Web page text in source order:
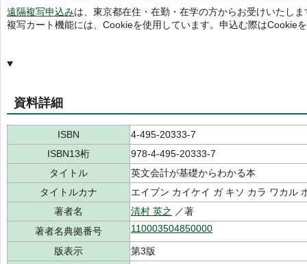
遠隔複写申込みは、東京都在住・在勤・在学の方からお受けいたしま
複写カート機能には、Cookieを使用しています。申込む際はCookie
資料詳細
ISBN
4-495-20333-7
ISBN13桁
978-4-495-20333-7
タイトル
英文会計が基礎からわかる本
タイトルカナ
エイブン カイケイ ガ キソ カラ ワカル
著者名
清村 英之 ／著
著者名典拠番号
110003504850000
版表示
第3版